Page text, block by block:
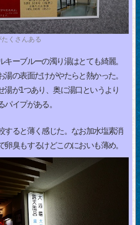
くさんある
キーブルーの濁り湯はとても綺麗。
湯の表面だけがやたらと熱かった。
湯が1つあり、奥に湯口というより
パイプがある。
すると薄く感じた。なお加水塩素消
臭もするけどこのにおいも薄め。